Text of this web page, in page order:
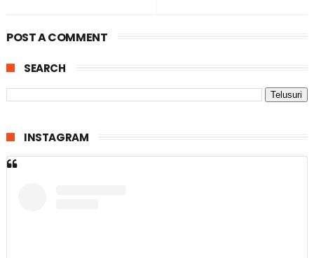
POST A COMMENT
SEARCH
INSTAGRAM